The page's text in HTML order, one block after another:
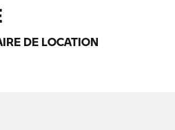
DE LOCATION